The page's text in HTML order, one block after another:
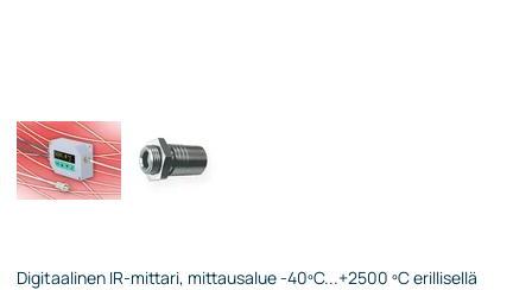
Digitaalinen IR-mittari, mittausalue -40ºC...+2500 ºC erillisellä